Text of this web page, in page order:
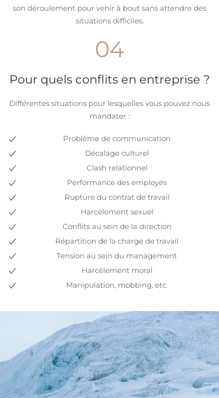
son déroulement pour venir à bout sans attendre des
situations difficiles.
04
Pour quels conflits en entreprise ?
Différentes situations pour lesquelles vous pouvez nous
mandater :
Problème de communication
Décalage culturel
Clash relationnel
Performance des employés
Rupture du contrat de travail
Harcèlement sexuel
Conflits au sein de la direction
Répartition de la charge de travail
Tension au sein du management
Harcèlement moral
Manipulation, mobbing, etc.